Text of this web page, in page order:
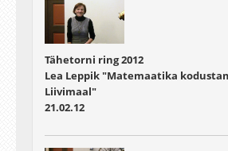
Tähetorni ring 2012
Lea Leppik "Matemaatika
Liivimaal"
21.02.12